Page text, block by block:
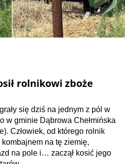
rolnikowi zboże
się dziś na jednym z pól w
w gminie Dąbrowa Chełmińska
Człowiek, od którego rolnik
na tę ziemię,
na pole i… zaczął kosić jego